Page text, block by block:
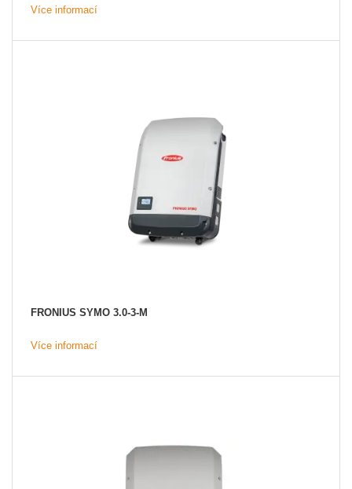
Více informací
FRONIUS SYMO 3.0-3-M
Více informací